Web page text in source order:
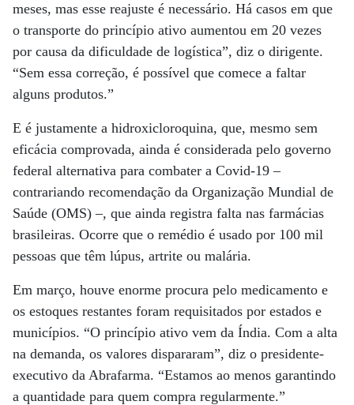
meses, mas esse reajuste é necessário. Há casos em que
o transporte do princípio ativo aumentou em 20 vezes
por causa da dificuldade de logística”, diz o dirigente.
“Sem essa correção, é possível que comece a faltar
alguns produtos.”
E é justamente a hidroxicloroquina, que, mesmo sem
eficácia comprovada, ainda é considerada pelo governo
federal alternativa para combater a Covid-19 –
contrariando recomendação da Organização Mundial de
Saúde (OMS) –, que ainda registra falta nas farmácias
brasileiras. Ocorre que o remédio é usado por 100 mil
pessoas que têm lúpus, artrite ou malária.
Em março, houve enorme procura pelo medicamento e
os estoques restantes foram requisitados por estados e
municípios. “O princípio ativo vem da Índia. Com a alta
na demanda, os valores dispararam”, diz o presidente-
executivo da Abrafarma. “Estamos ao menos garantindo
a quantidade para quem compra regularmente.”